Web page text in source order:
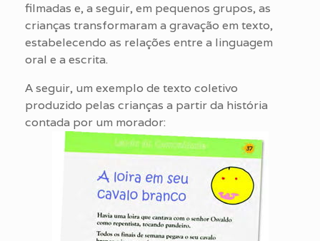
filmadas e, a seguir, em pequenos grupos, as
crianças transformaram a gravação em texto,
estabelecendo as relações entre a linguagem
oral e a escrita.
A seguir, um exemplo de texto coletivo
produzido pelas crianças a partir da história
contada por um morador: